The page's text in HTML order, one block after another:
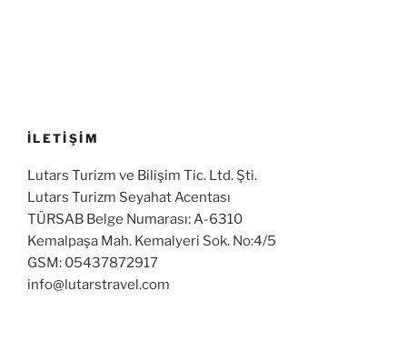
İLETİŞİM
Lutars Turizm ve Bilişim Tic. Ltd. Şti.
Lutars Turizm Seyahat Acentası
TÜRSAB Belge Numarası: A-6310
Kemalpaşa Mah. Kemalyeri Sok. No:4/5
GSM: 05437872917
info@lutarstravel.com